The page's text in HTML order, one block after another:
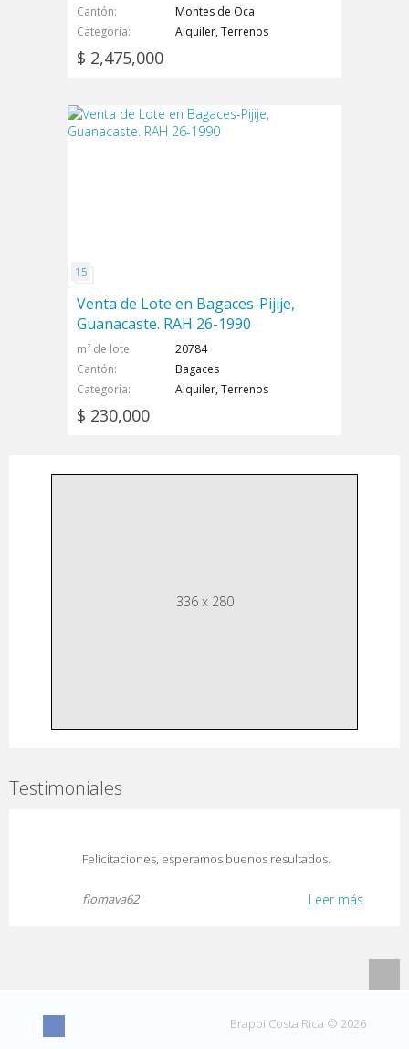
Cantón
Montes de Oca
Categoría
Alquiler, Terrenos
$ 2,475,000
Venta de Lote en Bagaces-Pijije,
Guanacaste. RAH 26-1990
m² de lote
20784
Cantón
Bagaces
Categoría
Alquiler, Terrenos
$ 230,000
336 x 280
Testimoniales
Felicitaciones, esperamos buenos resultados.
Leer más
flomava62
Brappi Costa Rica © 2026